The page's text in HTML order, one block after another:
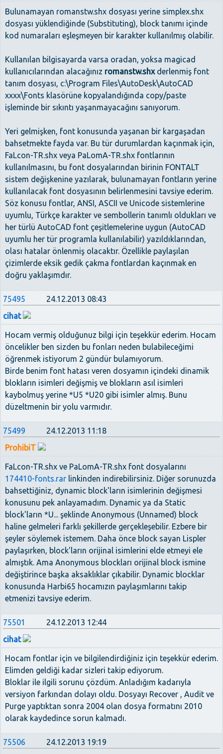
Bulunamayan romanstw.shx dosyası yerine simplex.shx
dosyası yüklendiğinde (Substituting), block tanımı içinde
kod numaraları eşleşmeyen bir karakter kullanılmış olabilir.
Kullanılan bilgisayarda varsa oradan, yoksa magicad
kullanıcılarından alacağınız romanstw.shxderlenmiş font
tanım dosyası, c:\Program Files\AutoDesk\AutoCAD
xxxx\Fonts klasörüne kopyalandığında copy/paste
işleminde bir sıkıntı yaşanmayacağını sanıyorum.
Yeri gelmişken, font konusunda yaşanan bir kargaşadan
bahsetmekte fayda var. Bu tür durumlardan kaçınmak için,
FaLcon-TR.shx veya PaLomA-TR.shx fontlarının
kullanılmasını, bu font dosyalarından birinin FONTALT
sistem değişkenine yazılarak, bulunamayan fontların yerine
kullanılacak font dosyasının belirlenmesini tavsiye ederim.
Söz konusu fontlar, ANSI, ASCII ve Unicode sistemlerine
uyumlu, Türkçe karakter ve sembollerin tanımlı oldukları ve
her türlü AutoCAD font çeşitlemelerine uygun (AutoCAD
uyumlu her tür programla kullanılabilir) yazıldıklarından,
olası hatalar önlenmiş olacaktır. Özellikle paylaşılan
çizimlerde eksik gedik çakma fontlardan kaçınmak en
doğru yaklaşımdır.
75495
24.12.2013 08:43
cihat
Hocam vermiş olduğunuz bilgi için teşekkür ederim. Hocam
öncelikler ben sizden bu fonları neden bulabileceğimi
öğrenmek istiyorum 2 gündür bulamıyorum.
Birde benim font hatası veren dosyamın içindeki dinamik
blokların isimleri değişmiş ve blokların asıl isimleri
kaybolmuş yerine *U5 *U20 gibi isimler almış. Bunu
düzeltmenin bir yolu varmıdır.
75499
24.12.2013 11:18
ProhibiT
FaLcon-TR.shx ve PaLomA-TR.shx font dosyalarını
174410-fonts.rar linkinden indirebilirsiniz. Diğer sorunuzda
bahsettiğiniz, dynamic block'ların isimlerinin değişmesi
konusunu pek anlayamadım. Dynamic ya da Static
block'ların *U... şeklinde Anonymous (Unnamed) block
haline gelmeleri farklı şekillerde gerçekleşebilir. Ezbere bir
şeyler söylemek istemem. Daha önce block sayan Lispler
paylaşırken, block'ların orijinal isimlerini elde etmeyi ele
almıştık. Ama Anonymous blockları orijinal block ismine
değiştirince başka aksaklıklar çıkabilir. Dynamic blocklar
konusunda Harbi65 hocamızın paylaşımlarını takip
etmenizi tavsiye ederim.
75501
24.12.2013 12:44
cihat
Hocam fontlar için ve bilgilendirdiğiniz için teşekkür ederim.
Elimden geldiği kadar sizleri takip ediyorum.
Bloklar ile ilgili sorunu çözdüm. Anladığım kadarıyla
versiyon farkından dolayı oldu. Dosyayı Recover , Audit ve
Purge yaptıktan sonra 2004 olan dosya formatını 2010
olarak kaydedince sorun kalmadı.
75506
24.12.2013 19:19